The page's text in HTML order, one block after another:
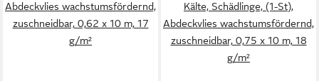
Abdeckvlies wachstumsfördernd,
zuschneidbar, 0,62 x 10 m, 17
g/m²
Kälte, Schädlinge, (1-St),
Abdeckvlies wachstumsfördernd,
zuschneidbar, 0,75 x 10 m, 18
g/m²